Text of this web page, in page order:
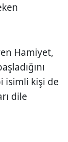
Hamiyet,
isimli kişi de
dile